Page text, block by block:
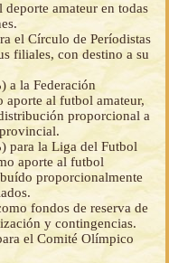
amateur en todas
el Círculo de Períodistas
filiales, con destino a su
a la Federación
al futbol amateur,
proporcional a
para la Liga del Futbol
aporte al futbol
proporcionalmente
fondos de reserva de
y contingencias.
el Comité Olímpico